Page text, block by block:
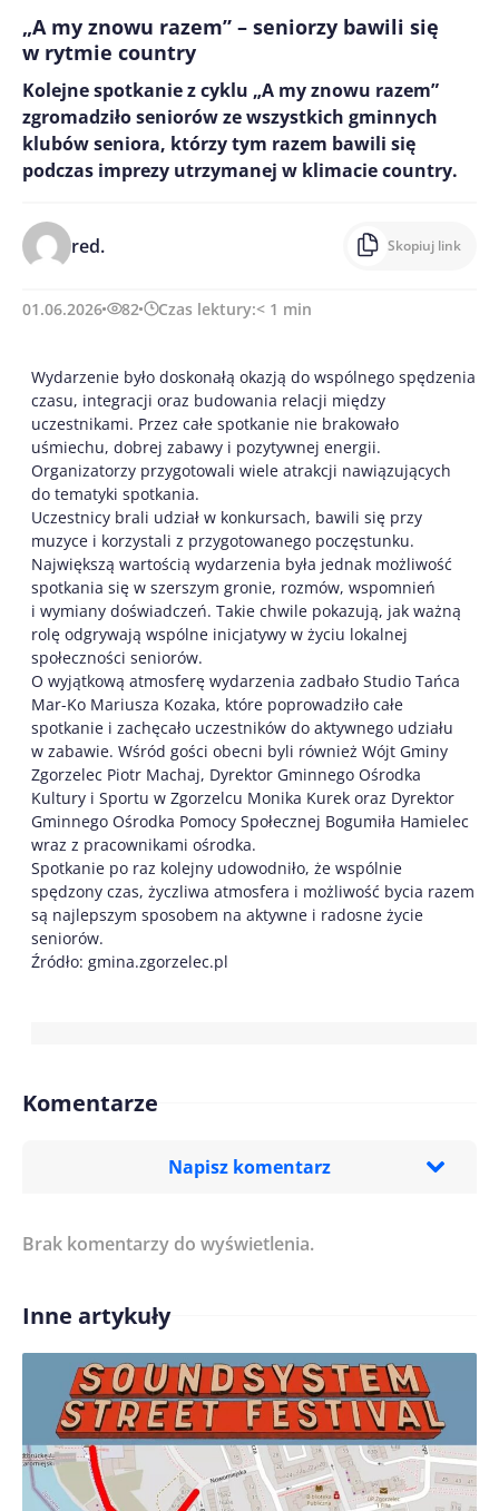
„A my znowu razem” – seniorzy bawili się
w rytmie country
Kolejne spotkanie z cyklu „A my znowu razem”
zgromadziło seniorów ze wszystkich gminnych
klubów seniora, którzy tym razem bawili się
podczas imprezy utrzymanej w klimacie country.
red. Skopiuj link
01.06.2026 82 Czas lektury:< 1 min
Wydarzenie było doskonałą okazją do wspólnego spędzenia
czasu, integracji oraz budowania relacji między
uczestnikami. Przez całe spotkanie nie brakowało
uśmiechu, dobrej zabawy i pozytywnej energii.
Organizatorzy przygotowali wiele atrakcji nawiązujących
do tematyki spotkania.
Uczestnicy brali udział w konkursach, bawili się przy
muzyce i korzystali z przygotowanego poczęstunku.
Największą wartością wydarzenia była jednak możliwość
spotkania się w szerszym gronie, rozmów, wspomnień
i wymiany doświadczeń. Takie chwile pokazują, jak ważną
rolę odgrywają wspólne inicjatywy w życiu lokalnej
społeczności seniorów.
O wyjątkową atmosferę wydarzenia zadbało Studio Tańca
Mar-Ko Mariusza Kozaka, które poprowadziło całe
spotkanie i zachęcało uczestników do aktywnego udziału
w zabawie. Wśród gości obecni byli również Wójt Gminy
Zgorzelec Piotr Machaj, Dyrektor Gminnego Ośrodka
Kultury i Sportu w Zgorzelcu Monika Kurek oraz Dyrektor
Gminnego Ośrodka Pomocy Społecznej Bogumiła Hamielec
wraz z pracownikami ośrodka.
Spotkanie po raz kolejny udowodniło, że wspólnie
spędzony czas, życzliwa atmosfera i możliwość bycia razem
są najlepszym sposobem na aktywne i radosne życie
seniorów.
Źródło: gmina.zgorzelec.pl
Komentarze
Napisz komentarz
Treść komentarza*
Imię/ Nick*
Brak komentarzy do wyświetlenia.
Inne artykuły